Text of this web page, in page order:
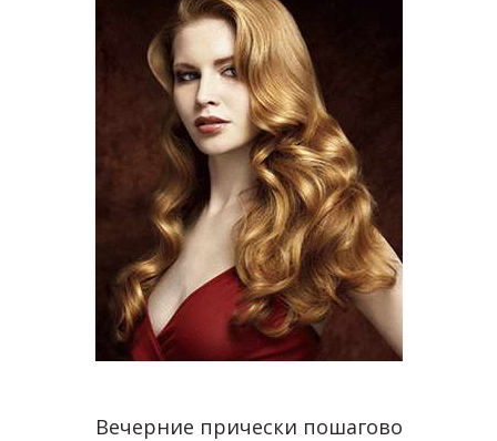
Вечерние прически пошагово